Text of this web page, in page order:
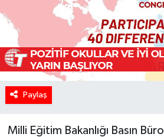
Paylaş
Milli Eğitim Bakanlığı Basın